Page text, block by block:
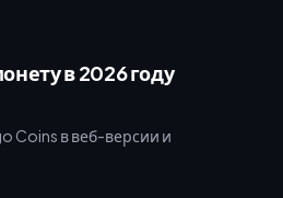
в 2026 году